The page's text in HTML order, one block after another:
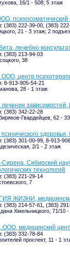
16/1 - 508; 5 этаж
психосоматический
(383) 222-39-00, (383)
21 - 3 этаж; 2
лечебно-
(383) 213-94-03
38
ООО, центр
8-913-905-54-21
28 - 1 этаж
лечения
(383) 342-22-28
Гвардейцев, 62 -
психического
(383) 301-00-99, 8-913-
2/1 - 2 этаж
Сирена, Сибирский
технологий
(383) 221-29-14
7
ЖИЗНИ,
(383) 214-57-61, (383)
Хмельницкого, 71/10
ООО, медицинский
(383) 332-78-84
проспект, 11 - 1